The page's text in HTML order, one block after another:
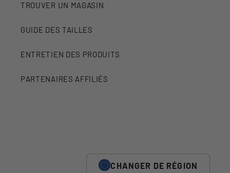
TROUVER UN MAGASIN
GUIDE DES TAILLES
ENTRETIEN DES PRODUITS
PARTENAIRES AFFILIÉS
CHANGER DE RÉGION